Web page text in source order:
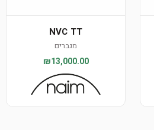
NVC TT
מגברים
₪13,000.00